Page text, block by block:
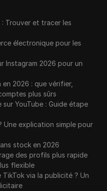
: Trouver et tracer les
électronique pour les
Instagram 2026 pour un
2026 : que vérifier,
plus sûrs
YouTube : Guide étape
explication simple pour
stock en 2026
des profils plus rapide
flexible
via la publicité ? Un